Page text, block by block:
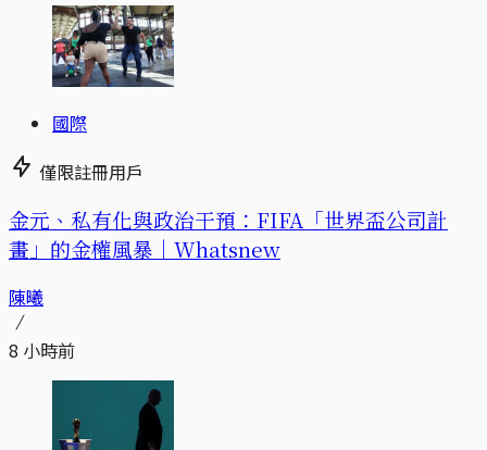
國際
僅限註冊用戶
金元、私有化與政治干預：FIFA「世界盃公司計
畫」的金權風暴｜Whatsnew
陳曦
8 小時前